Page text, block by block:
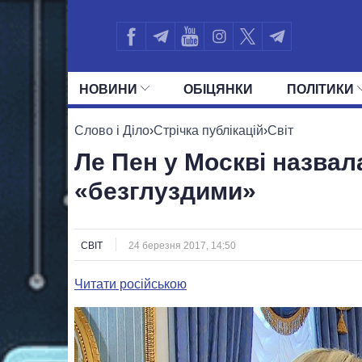
НОВИНИ ОБIЦЯНКИ ПОЛIТИКИ
УСІ ПОЛІТИКИ ПРЕЗИДЕНТ І ОФІС
Слово і Діло›Стрічка публікацій›Світ
Ле Пен у Москві
«безглуздими»
СВІТ 24 березня 2017, 14:50
Читати російською